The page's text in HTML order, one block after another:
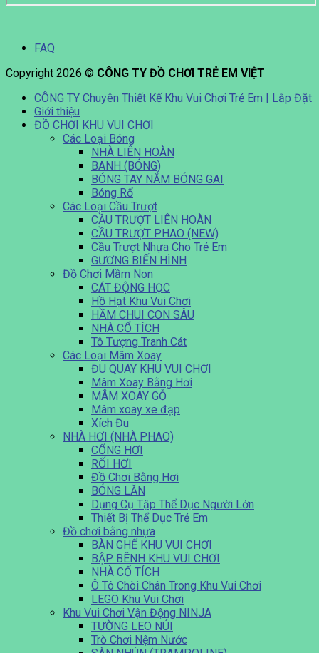
FAQ
Copyright 2026 © CÔNG TY ĐỒ CHƠI TRẺ EM VIỆT
CÔNG TY Chuyên Thiết Kế Khu Vui Chơi Trẻ Em | Lắp Đặt
Giới thiệu
ĐỒ CHƠI KHU VUI CHƠI
Các Loại Bóng
NHÀ LIÊN HOÀN
BANH (BÓNG)
BÓNG TAY NẮM BÓNG GAI
Bóng Rổ
Các Loại Cầu Trượt
CẦU TRƯỢT LIÊN HOÀN
CẦU TRƯỢT PHAO (NEW)
Cầu Trượt Nhựa Cho Trẻ Em
GƯƠNG BIẾN HÌNH
Đồ Chơi Mầm Non
CÁT ĐỘNG HỌC
Hồ Hạt Khu Vui Chơi
HẦM CHUI CON SÂU
NHÀ CỔ TÍCH
Tô Tượng Tranh Cát
Các Loại Mâm Xoay
ĐU QUAY KHU VUI CHƠI
Mâm Xoay Bằng Hơi
MÂM XOAY GỖ
Mâm xoay xe đạp
Xích Đu
NHÀ HƠI (NHÀ PHAO)
CỔNG HƠI
RỐI HƠI
Đồ Chơi Bằng Hơi
BÓNG LĂN
Dụng Cụ Tập Thể Dục Người Lớn
Thiết Bị Thể Dục Trẻ Em
Đồ chơi bằng nhựa
BÀN GHẾ KHU VUI CHƠI
BẬP BÊNH KHU VUI CHƠI
NHÀ CỔ TÍCH
Ô Tô Chòi Chân Trong Khu Vui Chơi
LEGO Khu Vui Chơi
Khu Vui Chơi Vận Động NINJA
TƯỜNG LEO NÚI
Trò Chơi Nệm Nước